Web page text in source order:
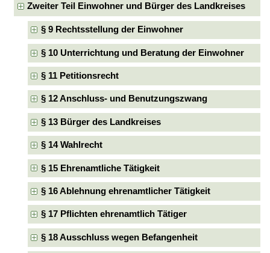
Zweiter Teil Einwohner und Bürger des Landkreises
§ 9 Rechtsstellung der Einwohner
§ 10 Unterrichtung und Beratung der Einwohner
§ 11 Petitionsrecht
§ 12 Anschluss- und Benutzungszwang
§ 13 Bürger des Landkreises
§ 14 Wahlrecht
§ 15 Ehrenamtliche Tätigkeit
§ 16 Ablehnung ehrenamtlicher Tätigkeit
§ 17 Pflichten ehrenamtlich Tätiger
§ 18 Ausschluss wegen Befangenheit